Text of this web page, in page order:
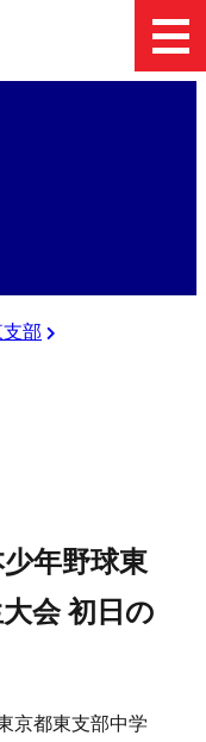
部
年野球東
会 初日の
都東支部中学